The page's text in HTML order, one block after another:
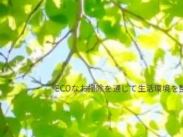
ECOなお掃除を通じて生活環境